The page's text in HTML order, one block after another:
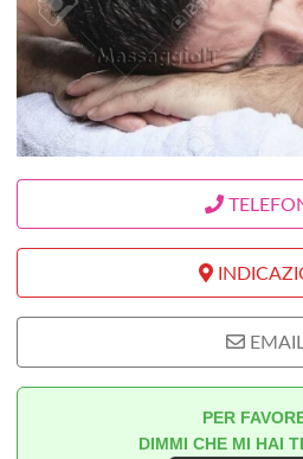
PER
DIMMI CHE MI HAI